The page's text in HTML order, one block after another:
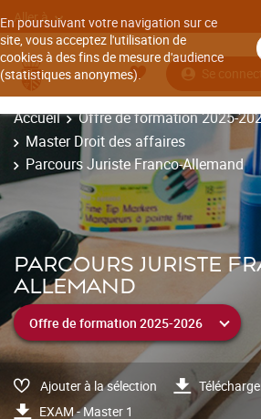
En poursuivant votre navigation sur ce
site, vous acceptez l'utilisation de
cookies à des fins de mesure d'audience
(statistiques anonymes).
Aller à
Se
Accueil Offre de formation 2025-
Master Droit des affaires
Parcours Juriste Franco-Allemand
PARCOURS JURISTE
ALLEMAND
Ajouter à la sélection
EXAM - Master 1